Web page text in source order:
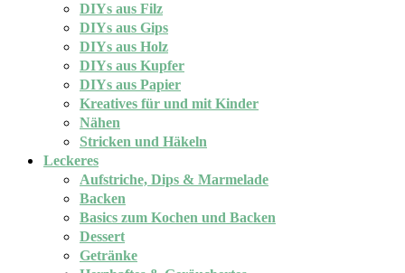
DIYs aus Filz
DIYs aus Gips
DIYs aus Holz
DIYs aus Kupfer
DIYs aus Papier
Kreatives für und mit Kinder
Nähen
Stricken und Häkeln
Leckeres
Aufstriche, Dips & Marmelade
Backen
Basics zum Kochen und Backen
Dessert
Getränke